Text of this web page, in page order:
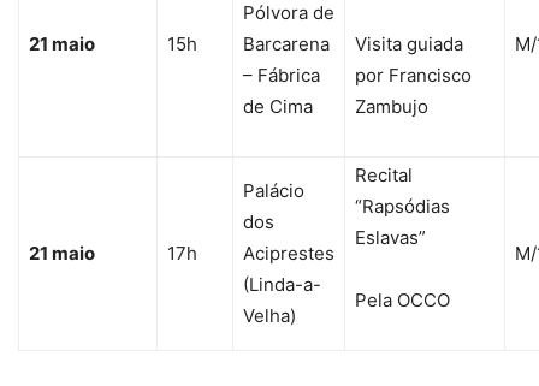
21 maio 15h
Pólvora de
Barcarena
– Fábrica
de Cima
Visita guiada
por Francisco
Zambujo
21 maio 17h
Palácio
dos
Aciprestes
(Linda-a-
Velha)
Recital
“Rapsódias
Eslavas”
Pela OCCO